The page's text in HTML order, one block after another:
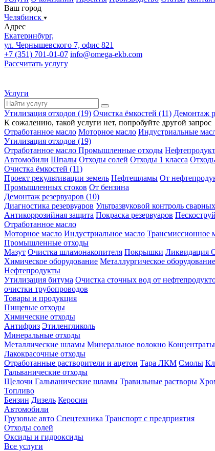
Ваш город
Челябинск
Адрес
Екатеринбург,
ул. Чернышевского 7, офис 821
+7 (351) 701-01-07 info@omega-ekb.com
Рассчитать услугу
Услуги
Утилизация отходов (19) Очистка ёмкостей (11) Демонтаж
К сожалению, такой услуги нет, попробуйте другой запрос
Отработанное масло Моторное масло Индустриальные
Утилизация отходов (19)
Отработанное масло Промышленные отходы
Автомобили Шпалы Отходы солей Отходы 1 класса
Очистка ёмкостей (11)
Проект рекультивации земель Нефтешламы От
Промышленных стоков От бензина
Демонтаж резервуаров (10)
Диагностика резервуаров Ультразвуковой контроль
Антикоррозийная защита Покраска резервуаров
Отработанное масло
Моторное масло Индустриальное масло Трансмиссионное
Промышленные отходы
Мазут Очистка шламонакопителя Покрышки Ликвидация
Химическое оборудование Металлургическое оборудование
Нефтепродукты
Утилизация битума Очистка сточных вод от
очистки трубопроводов
Товары и продукция
Пищевые отходы
Химические отходы
Антифриз Этиленгликоль
Минеральные отходы
Металлические шламы Минеральное волокно Концентраты
Лакокрасочные отходы
Отработанные растворители и ацетон Тара ЛКМ Смолы
Гальванические отходы
Щелочи Гальванические шламы Травильные растворы
Топливо
Бензин Дизель Керосин
Автомобили
Грузовые авто Спецтехника Транспорт с предприятия
Отходы солей
Оксиды и гидроксиды
Все услуги